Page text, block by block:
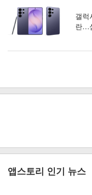
갤럭
란…
앱스토리 인기 뉴스